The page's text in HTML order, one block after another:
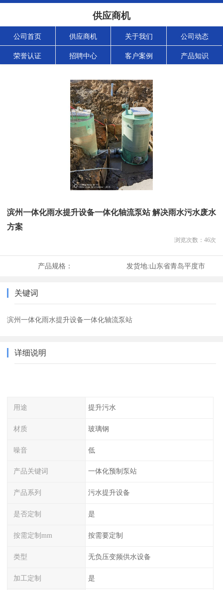
供应商机
公司首页 供应商机 关于我们 公司动态
荣誉认证 招聘中心 客户案例 产品知识
滨州一体化雨水提升设备一体化轴流泵站 解决雨水污水废水
方案
浏览次数： 46次
产品规格： 发货地:山东省青岛平度市
关键词
滨州一体化雨水提升设备一体化轴流泵站
详细说明
用途 提升污水
材质 玻璃钢
噪音 低
产品关键词 一体化预制泵站
产品系列 污水提升设备
是否定制 是
按需定制mm 按需要定制
类型 无负压变频供水设备
加工定制 是